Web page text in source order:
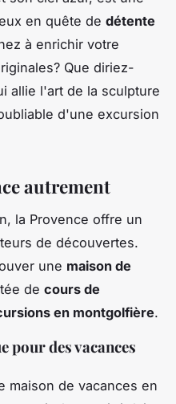
en quête de détente
à enrichir votre
Que diriez-
allie l'art de la sculpture
d'une excursion
autrement
la Provence offre un
de découvertes.
une maison de
de cours de
en montgolfière.
pour des vacances
maison de vacances en